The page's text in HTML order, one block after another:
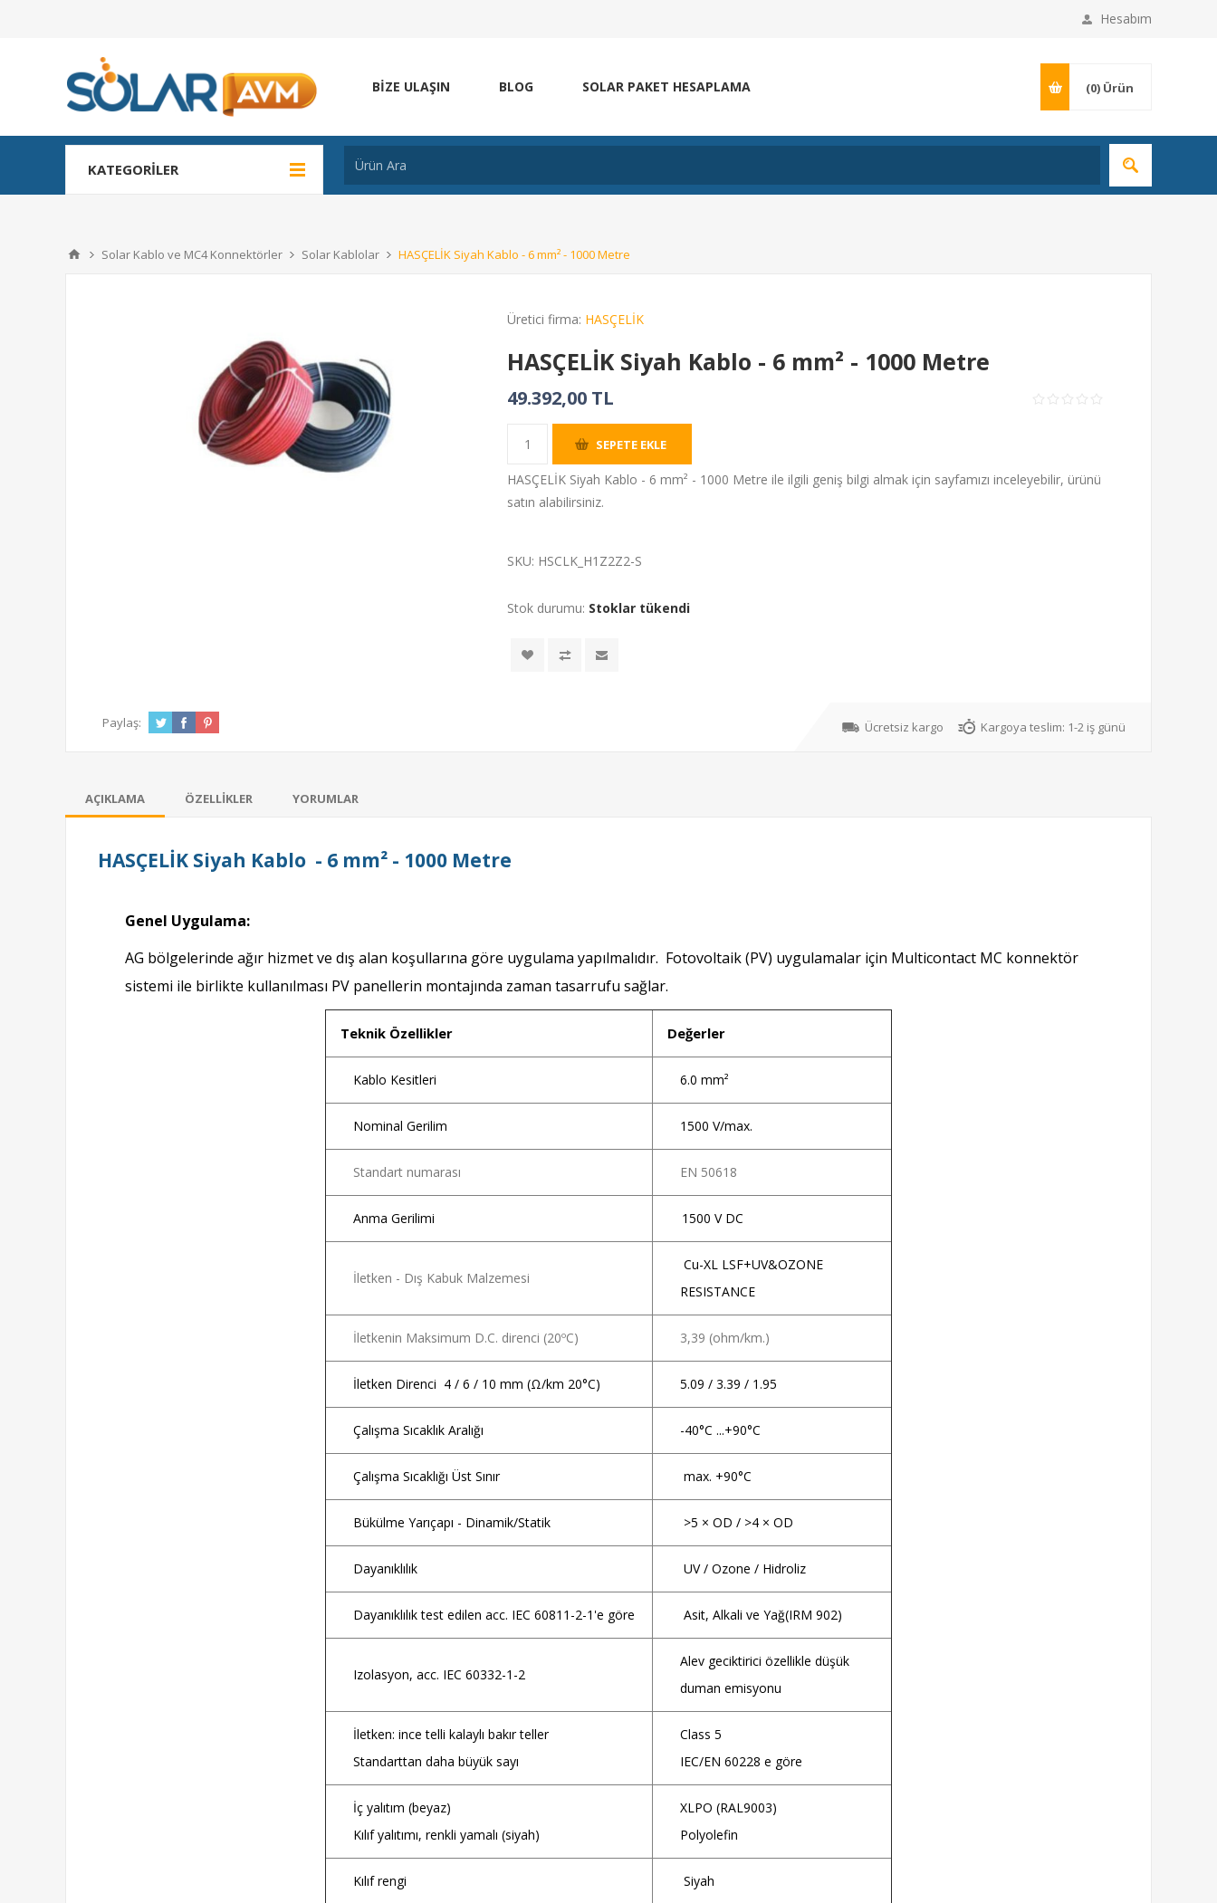
Hesabım
BIZE ULAŞIN BLOG SOLAR PAKET HESAPLAMA (0) Ürün
KATEGORILER
Solar Kablo ve MC4 Konnektörler Solar Kablolar HASÇELİK Siyah Kablo - 6 mm² - 1000 Metre
Üretici firma: HASÇELİK
HASÇELİK Siyah Kablo - 6 mm² - 1000 Metre
49.392,00 TL
SEPETE EKLE
HASÇELİK Siyah Kablo - 6 mm² - 1000 Metre ile ilgili geniş bilgi almak için sayfamızı inceleyebilir, ürünü
satın alabilirsiniz.
SKU: HSCLK_H1Z2Z2-S
Stok durumu: Stoklar tükendi
Paylaş: Ücretsiz kargo Kargoya teslim: 1-2 iş günü
AÇIKLAMA ÖZELLIKLER YORUMLAR
HASÇELİK Siyah Kablo - 6 mm² - 1000 Metre
Genel Uygulama:
AG bölgelerinde ağır hizmet ve dış alan koşullarına göre uygulama yapılmalıdır. Fotovoltaik (PV) uygulamalar için Multicontact MC konnektör
sistemi ile birlikte kullanılması PV panellerin montajında zaman tasarrufu sağlar.
Teknik Özellikler Değerler
Kablo Kesitleri 6.0 mm²
Nominal Gerilim 1500 V/max.
Standart numarası EN 50618
Anma Gerilimi 1500 V DC
İletken - Dış Kabuk Malzemesi
Cu-XL LSF+UV&OZONE
RESISTANCE
İletkenin Maksimum D.C. direnci (20ºC) 3,39 (ohm/km.)
İletken Direnci 4 / 6 / 10 mm (Ω/km 20°C) 5.09 / 3.39 / 1.95
Çalışma Sıcaklık Aralığı -40°C ...+90°C
Çalışma Sıcaklığı Üst Sınır max. +90°C
Bükülme Yarıçapı - Dinamik/Statik >5 × OD / >4 × OD
Dayanıklılık UV / Ozone / Hidroliz
Dayanıklılık test edilen acc. IEC 60811-2-1'e göre Asit, Alkali ve Yağ(IRM 902)
Izolasyon, acc. IEC 60332-1-2
Alev geciktirici özellikle düşük
duman emisyonu
İletken: ince telli kalaylı bakır teller
Standarttan daha büyük sayı
Class 5
IEC/EN 60228 e göre
İç yalıtım (beyaz)
Kılıf yalıtımı, renkli yamalı (siyah)
XLPO (RAL9003)
Polyolefin
Kılıf rengi Siyah